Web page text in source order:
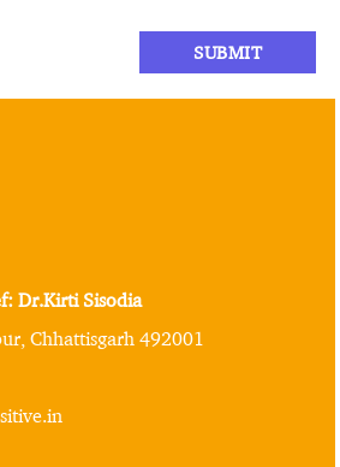
Dr.Kirti Sisodia
Chhattisgarh 492001